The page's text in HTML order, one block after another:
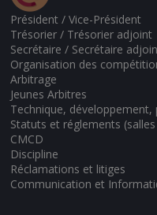
Président / Vice-Président
Trésorier / Trésorier adjoint
Secrétaire / Secrétaire
Organisation des
Arbitrage
Jeunes Arbitres
Technique,
Statuts et réglements
CMCD
Discipline
Réclamations et litiges
Communication et